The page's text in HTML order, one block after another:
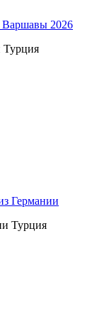
Варшавы 2026
Германии
Турция